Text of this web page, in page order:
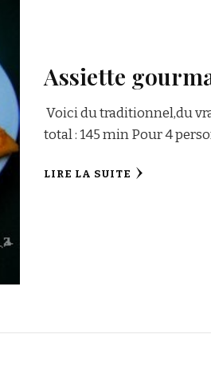
Assiette
Voici du traditionnel,du
total : 145 min Pour 4
LIRE LA SUITE